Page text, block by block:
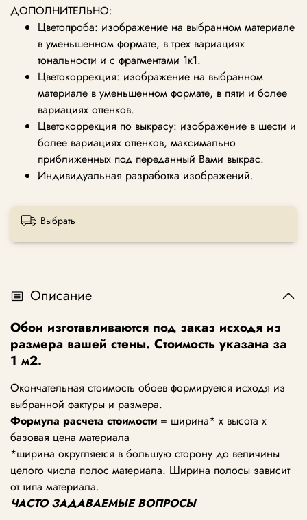
ДОПОЛНИТЕЛЬНО:
Цветопроба: изображение на выбранном материале
в уменьшенном формате, в трех вариациях
тональности и с фрагментами 1к1.
Цветокоррекция: изображение на выбранном
материале в уменьшенном формате, в пяти и более
вариациях оттенков.
Цветокоррекция по выкрасу: изображение в шести и
более вариациях оттенков, максимально
приближенных под переданный Вами выкрас.
Индивидуальная разработка изображений.
Выбрать
Описание
Обои изготавливаются под заказ исходя из
размера вашей стены. Стоимость указана за
1 м2.
Окончательная стоимость обоев формируется исходя из
выбранной фактуры и размера.
Формула расчета стоимости = ширина* х высота х
базовая цена материала
*ширина округляется в большую сторону до величины
целого числа полос материала. Ширина полосы зависит
от типа материала.
ЧАСТО ЗАДАВАЕМЫЕ ВОПРОСЫ